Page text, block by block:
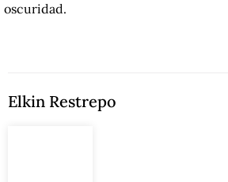
oscuridad.
Elkin Restrepo